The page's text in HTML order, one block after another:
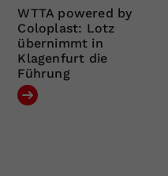
WTTA powered by
Coloplast: Lotz
übernimmt in
Klagenfurt die
Führung